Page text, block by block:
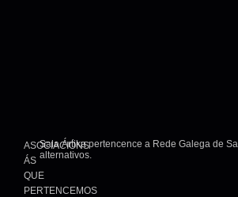
ASOCIACIÓNS
ÁS
QUE
PERTENCEMOS
Sala Ártika pertencence a Rede Galega de
alternativos.